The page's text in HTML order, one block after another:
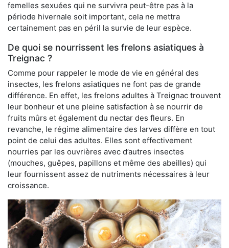
femelles sexuées qui ne survivra peut-être pas à la
période hivernale soit important, cela ne mettra
certainement pas en péril la survie de leur espèce.
De quoi se nourrissent les frelons asiatiques à
Treignac ?
Comme pour rappeler le mode de vie en général des
insectes, les frelons asiatiques ne font pas de grande
différence. En effet, les frelons adultes à Treignac trouvent
leur bonheur et une pleine satisfaction à se nourrir de
fruits mûrs et également du nectar des fleurs. En
revanche, le régime alimentaire des larves diffère en tout
point de celui des adultes. Elles sont effectivement
nourries par les ouvrières avec d’autres insectes
(mouches, guêpes, papillons et même des abeilles) qui
leur fournissent assez de nutriments nécessaires à leur
croissance.